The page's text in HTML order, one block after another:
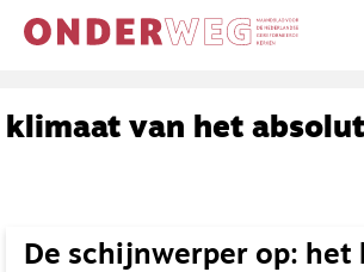
klimaat van het
De schijnwerper op: het